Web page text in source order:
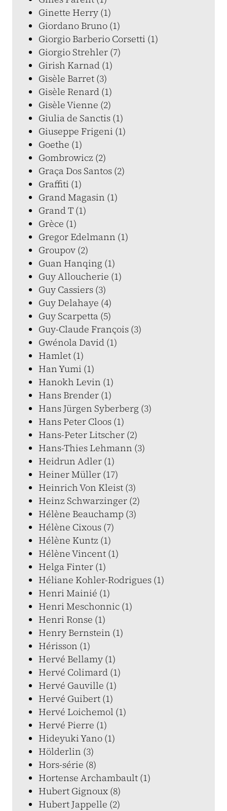
Ginette Herry (1)
Giordano Bruno (1)
Giorgio Barberio Corsetti (1)
Giorgio Strehler (7)
Girish Karnad (1)
Gisèle Barret (3)
Gisèle Renard (1)
Gisèle Vienne (2)
Giulia de Sanctis (1)
Giuseppe Frigeni (1)
Goethe (1)
Gombrowicz (2)
Graça Dos Santos (2)
Graffiti (1)
Grand Magasin (1)
Grand T (1)
Grèce (1)
Gregor Edelmann (1)
Groupov (2)
Guan Hanqing (1)
Guy Alloucherie (1)
Guy Cassiers (3)
Guy Delahaye (4)
Guy Scarpetta (5)
Guy-Claude François (3)
Gwénola David (1)
Hamlet (1)
Han Yumi (1)
Hanokh Levin (1)
Hans Brender (1)
Hans Jürgen Syberberg (3)
Hans Peter Cloos (1)
Hans-Peter Litscher (2)
Hans-Thies Lehmann (3)
Heidrun Adler (1)
Heiner Müller (17)
Heinrich Von Kleist (3)
Heinz Schwarzinger (2)
Hélène Beauchamp (3)
Hélène Cixous (7)
Hélène Kuntz (1)
Hélène Vincent (1)
Helga Finter (1)
Héliane Kohler-Rodrigues (1)
Henri Mainié (1)
Henri Meschonnic (1)
Henri Ronse (1)
Henry Bernstein (1)
Hérisson (1)
Hervé Bellamy (1)
Hervé Colimard (1)
Hervé Gauville (1)
Hervé Guibert (1)
Hervé Loichemol (1)
Hervé Pierre (1)
Hideyuki Yano (1)
Hölderlin (3)
Hors-série (8)
Hortense Archambault (1)
Hubert Gignoux (8)
Hubert Jappelle (2)